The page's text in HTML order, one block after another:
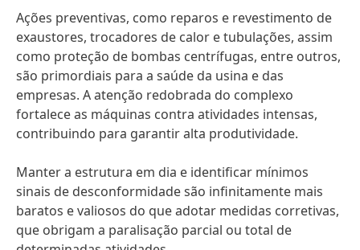
Ações preventivas, como reparos e revestimento de
exaustores, trocadores de calor e tubulações, assim
como proteção de bombas centrífugas, entre outros,
são primordiais para a saúde da usina e das
empresas. A atenção redobrada do complexo
fortalece as máquinas contra atividades intensas,
contribuindo para garantir alta produtividade.
Manter a estrutura em dia e identificar mínimos
sinais de desconformidade são infinitamente mais
baratos e valiosos do que adotar medidas corretivas,
que obrigam a paralisação parcial ou total de